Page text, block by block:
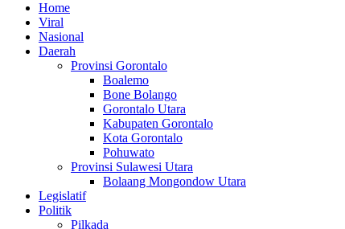
Home
Viral
Nasional
Daerah
Provinsi Gorontalo
Boalemo
Bone Bolango
Gorontalo Utara
Kabupaten Gorontalo
Kota Gorontalo
Pohuwato
Provinsi Sulawesi Utara
Bolaang Mongondow Utara
Legislatif
Politik
Pilkada